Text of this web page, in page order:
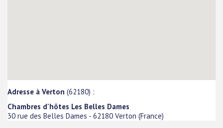
Adresse à Verton (62180) :
Chambres d'hôtes Les Belles Dames
30 rue des Belles Dames - 62180 Verton (France)